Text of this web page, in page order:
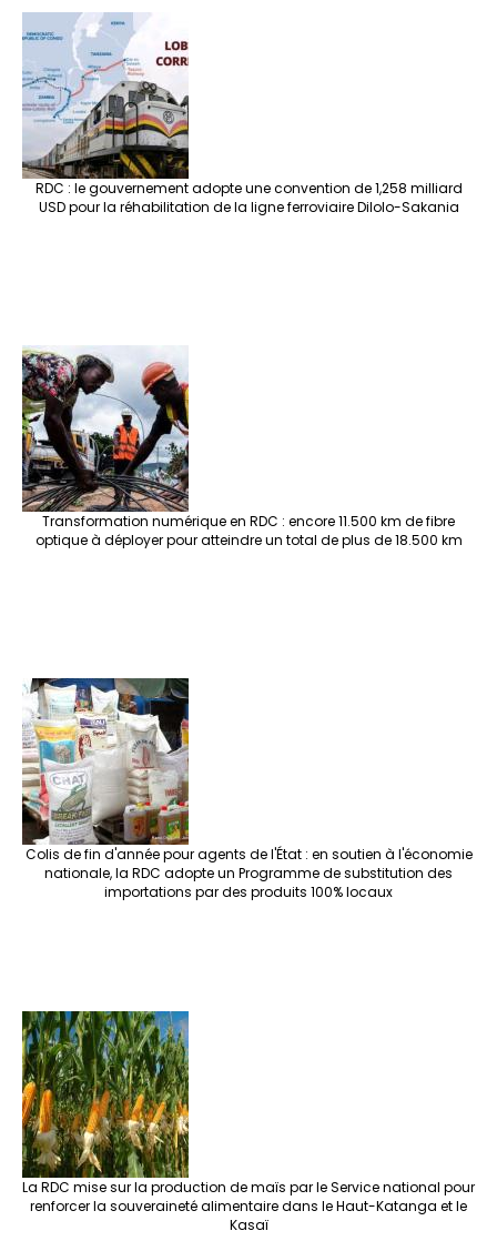
RDC : le gouvernement adopte une convention de 1,258 milliard
USD pour la réhabilitation de la ligne ferroviaire Dilolo-Sakania
Transformation numérique en RDC : encore 11.500 km de fibre
optique à déployer pour atteindre un total de plus de 18.500 km
Colis de fin d'année pour agents de l'État : en soutien à l'économie
nationale, la RDC adopte un Programme de substitution des
importations par des produits 100% locaux
La RDC mise sur la production de maïs par le Service national pour
renforcer la souveraineté alimentaire dans le Haut-Katanga et le
Kasaï